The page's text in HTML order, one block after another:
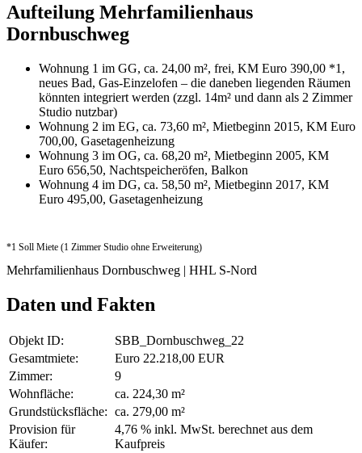
Aufteilung Mehrfamilienhaus
Dornbuschweg
Wohnung 1 im GG, ca. 24,00 m², frei, KM Euro 390,00 *1,
neues Bad, Gas-Einzelofen – die daneben liegenden Räumen
könnten integriert werden (zzgl. 14m² und dann als 2 Zimmer
Studio nutzbar)
Wohnung 2 im EG, ca. 73,60 m², Mietbeginn 2015, KM Euro
700,00, Gasetagenheizung
Wohnung 3 im OG, ca. 68,20 m², Mietbeginn 2005, KM
Euro 656,50, Nachtspeicheröfen, Balkon
Wohnung 4 im DG, ca. 58,50 m², Mietbeginn 2017, KM
Euro 495,00, Gasetagenheizung
*1 Soll Miete (1 Zimmer Studio ohne Erweiterung)
Mehrfamilienhaus Dornbuschweg | HHL S-Nord
Daten und Fakten
Objekt ID:
SBB_Dornbuschweg_22
Gesamtmiete:
Euro 22.218,00 EUR
Zimmer:
9
Wohnfläche:
ca. 224,30 m²
Grundstücksfläche: ca. 279,00 m²
Provision für
Käufer:
4,76 % inkl. MwSt. berechnet aus dem
Kaufpreis